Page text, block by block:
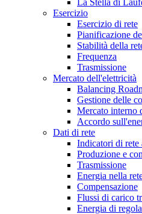
La Stella di
Esercizio
Esercizio di rete
Pianificazione
Stabilità della
Frequenza
Trasmissione
Mercato dell'elettricità
Balancing
Gestione delle
Mercato interno
Accordo
Dati di rete
Indicatori di rete
Produzione e
Trasmissione
Energia nella
Compensazione
Flussi di carico
Energia di